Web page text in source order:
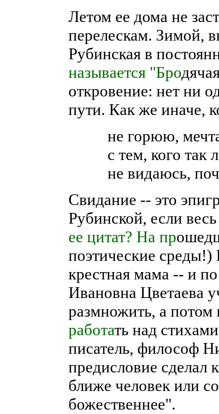
Летом ее дома не
перелескам. Зимой,
Рубинская в
называется "Бро
откровение: нет ни
пути. Как же иначе,
не горюю,
с тем, кого так
не видаюсь,
Свидание -- это
Рубинской, если
ее цитат? На пр
поэтические среды!)
крестная мама -- и
Ивановна Цветаева
размножить, а
работать над
писатель, философ
предисловие
ближе человек или
божественнее".